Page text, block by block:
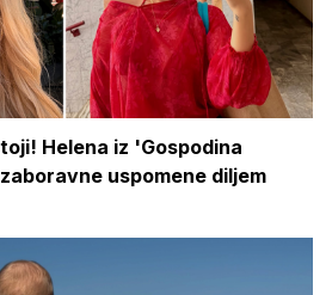
Helena iz 'Gospodina
uspomene diljem